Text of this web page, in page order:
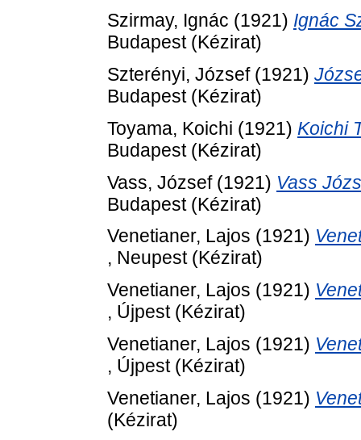
Szirmay, Ignác (1921) Ignác
Budapest (Kézirat)
Szterényi, József(1921)
Budapest (Kézirat)
Toyama, Koichi (1921) Koichi
Budapest (Kézirat)
Vass, József(1921) Vass
Budapest (Kézirat)
Venetianer, Lajos (1921)
, Neupest (Kézirat)
Venetianer, Lajos (1921)
, Újpest (Kézirat)
Venetianer, Lajos (1921)
, Újpest (Kézirat)
Venetianer, Lajos (1921)
(Kézirat)